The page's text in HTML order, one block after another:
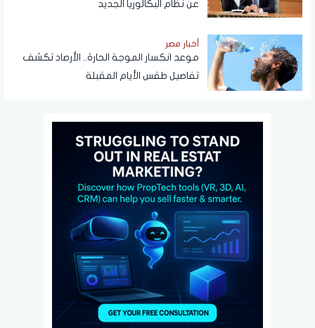
عن نظام البكالوريا الجديد
أخبار مصر
موعد انكسار الموجة الحارة.. الأرصاد تكشف
تفاصيل طقس الأيام المقبلة